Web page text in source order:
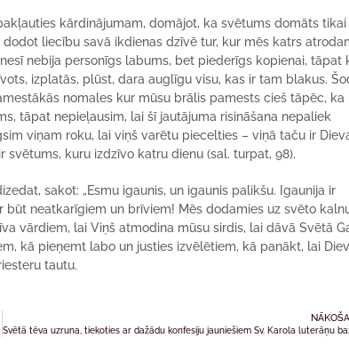
kārdinājumam, domājot, ka svētums domāts tikai
liecību savā ikdienas dzīvē tur, kur mēs katrs
nebija personīgs labums, bet piederīgs kopienai, tāpat
izplatās, plūst, dara auglīgu visu, kas ir tam blakus.
nomales kur mūsu brālis pamests cieš tāpēc, ka
tāpat nepieļausim, lai šī jautājuma risināšana nepaliek
viņam roku, lai viņš varētu piecelties – viņā taču ir
kuru izdzīvo katru dienu (sal. turpat, 98).
sakot: „Esmu igaunis, un igaunis palikšu. Igaunija ir
būt neatkarīgiem un brīviem! Mēs dodamies uz svēto
vārdiem, lai Viņš atmodina mūsu sirdis, lai dāvā Svētā
kā pieņemt labo un justies izvēlētiem, kā panākt, lai
tautu.